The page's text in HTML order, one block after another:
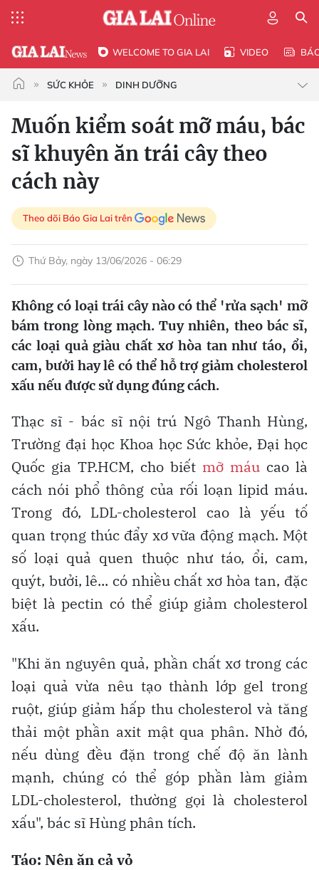
WELCOME TO GIA LAI VIDEO
SỨC KHỎE DINH DƯỠNG
Muốn kiểm soát mỡ máu, bác
sĩ khuyên ăn trái cây theo
cách này
Theo dõi Báo Gia Lai trên
Thứ Bảy, ngày 13/06/2026 - 06:29
Không có loại trái cây nào có thể 'rửa sạch' mỡ
bám trong lòng mạch. Tuy nhiên, theo bác sĩ,
các loại quả giàu chất xơ hòa tan như táo, ổi,
cam, bưởi hay lê có thể hỗ trợ giảm cholesterol
xấu nếu được sử dụng đúng cách.
Thạc sĩ - bác sĩ nội trú Ngô Thanh Hùng,
Trường đại học Khoa học Sức khỏe, Đại học
Quốc gia TP.HCM, cho biết mỡ máu cao là
cách nói phổ thông của rối loạn lipid máu.
Trong đó, LDL-cholesterol cao là yếu tố
quan trọng thúc đẩy xơ vữa động mạch. Một
số loại quả quen thuộc như táo, ổi, cam,
quýt, bưởi, lê... có nhiều chất xơ hòa tan, đặc
biệt là pectin có thể giúp giảm cholesterol
xấu.
"Khi ăn nguyên quả, phần chất xơ trong các
loại quả vừa nêu tạo thành lớp gel trong
ruột, giúp giảm hấp thu cholesterol và tăng
thải một phần axit mật qua phân. Nhờ đó,
nếu dùng đều đặn trong chế độ ăn lành
mạnh, chúng có thể góp phần làm giảm
LDL-cholesterol, thường gọi là cholesterol
xấu", bác sĩ Hùng phân tích.
Táo: Nên ăn cả vỏ